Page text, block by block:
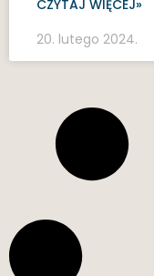
CZYTAJ WIĘCEJ»
20. lutego 2024.